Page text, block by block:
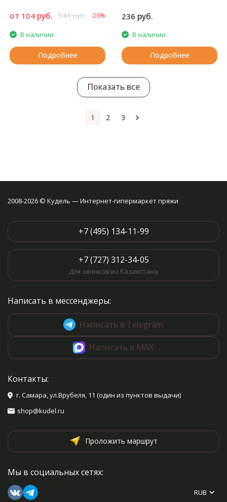
от 104 руб. 141руб. -26%
В наличии
Подробнее
236 руб.
В наличии
Подробнее
Показать все
1 2 3
2008-2026 © Кудель — Интернет-гипермаркет пряжи
+7 (495) 134-11-99
+7 (727) 312-34-05
Для звонков из Казахстана
Написать в мессенджеры:
Написать в Telegram
Написать в MAX
Контакты:
г. Самара, ул.Врубеля, 11 (один из пунктов выдачи)
shop@kudel.ru
Проложить маршрут
Мы в социальных сетях:
RUB